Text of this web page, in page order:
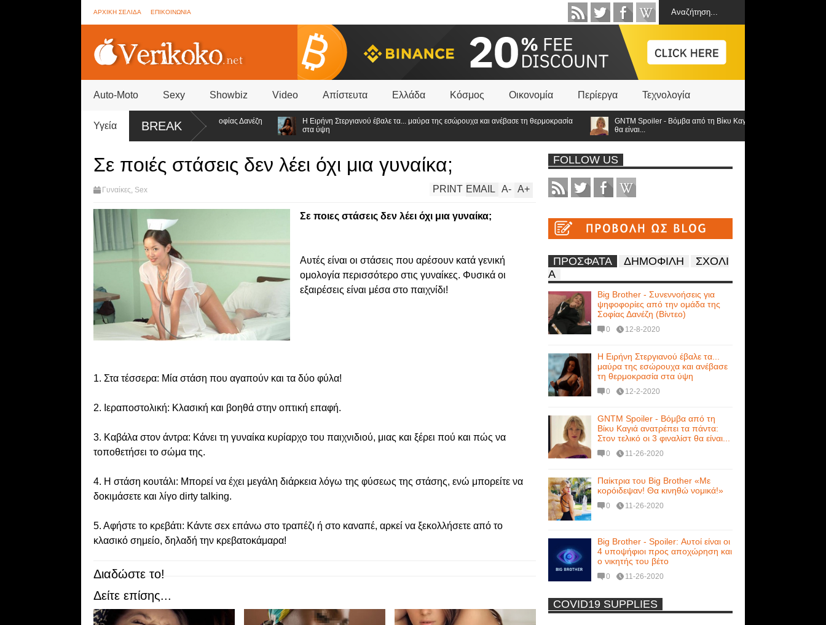
ΑΡΧΙΚΗ ΣΕΛΙΔΑ ΕΠΙΚΟΙΝΩΝΙΑ
Auto-Moto Sexy Showbiz Video Απίστευτα Ελλάδα Κόσμος Οικονομία Περίεργα Τεχνολογία
Υγεία BREAK
- Συνεννοήσεις για ψηφοφορίες από την ομάδα της Σοφίας Δανέζη
Η Ειρήνη Στεργιανού έβαλε τα... μαύρα της εσώρουχα και ανέβασε τη θερμοκρασία
στα ύψη
GNTM Spoiler - Βόμβα από τη Βίκυ Καγιά ανατρέπει τα πάντα: Στον
θα είναι...
Σε ποιές στάσεις δεν λέει όχι μια γυναίκα;
Γυναίκες Sex A+
A-
EMAIL
PRINT
Σε ποιες στάσεις δεν λέει όχι μια γυναίκα;
Αυτές είναι οι στάσεις που αρέσουν κατά γενική
ομολογία περισσότερο στις γυναίκες. Φυσικά οι
εξαιρέσεις είναι μέσα στο παιχνίδι!
1. Στα τέσσερα: Μία στάση που αγαπούν και τα δύο φύλα!
2. Ιεραποστoλική: Κλασική και βοηθά στην οπτική επαφή.
3. Καβάλα στον άντρα: Κάνει τη γυναίκα κυρίαρχο του παιχνιδιού, μιας και ξέρει πού και πώς να
τοποθετήσει το σώμα της.
4. Η στάση κουτάλι: Μπορεί να έχει μεγάλη διάρκεια λόγω της φύσεως της στάσης, ενώ μπορείτε να
δοκιμάσετε και λίγο dirty talking.
5. Aφήστε το κρεβάτι: Κάντε σεx επάνω στο τραπέζι ή στο καναπέ, αρκεί να ξεκολλήσετε από το
κλασικό σημείο, δηλαδή την κρεβατοκάμαρα!
Διαδώστε το!
Δείτε επίσης...
FOLLOW US
ΠΡΟΣΦΑΤΑ ΔΗΜΟΦΙΛΗ
ΣΧΟΛΙ
Α
Big Brother - Συνεννοήσεις για
ψηφοφορίες από την ομάδα της
Σοφίας Δανέζη (Βίντεο)
0 12-8-2020
Η Ειρήνη Στεργιανού έβαλε τα...
μαύρα της εσώρουχα και ανέβασε
τη θερμοκρασία στα ύψη
0 12-2-2020
GNTM Spoiler - Βόμβα από τη
Βίκυ Καγιά ανατρέπει τα πάντα:
Στον τελικό οι 3 φιναλίστ θα είναι...
0 11-26-2020
Παίκτρια του Big Brother «Με
κορόιδεψαν! Θα κινηθώ νομικά!»
0 11-26-2020
Big Brother - Spoiler: Αυτοί είναι οι
4 υποψήφιοι προς αποχώρηση και
ο νικητής του βέτο
0 11-26-2020
Η Εύα Λάσκαρη Γυμνή Στο
-
COVID19 SUPPLIES